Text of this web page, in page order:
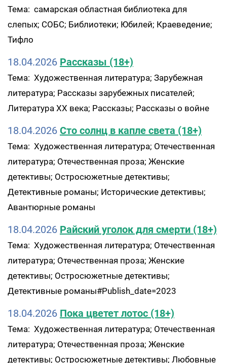
Тема: самарская областная библиотека для
слепых; СОБС; Библиотеки; Юбилей; Краеведение;
Тифло
18.04.2026 Рассказы (18+)
Тема: Художественная литература; Зарубежная
литература; Рассказы зарубежных писателей;
Литература XX века; Рассказы; Рассказы о войне
18.04.2026 Сто солнц в капле света (18+)
Тема: Художественная литература; Отечественная
литература; Отечественная проза; Женские
детективы; Остросюжетные детективы;
Детективные романы; Исторические детективы;
Авантюрные романы
18.04.2026 Райский уголок для смерти (18+)
Тема: Художественная литература; Отечественная
литература; Отечественная проза; Женские
детективы; Остросюжетные детективы;
Детективные романы#Publish_date=2023
18.04.2026 Пока цветет лотос (18+)
Тема: Художественная литература; Отечественная
литература; Отечественная проза; Женские
детективы; Остросюжетные детективы; Любовные